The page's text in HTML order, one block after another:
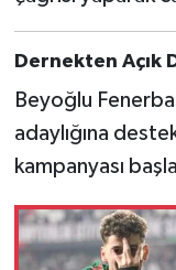
Dernekten Açık
Beyoğlu
adaylığına
kampanyası
Kadınlar
Diğer
Atletizm